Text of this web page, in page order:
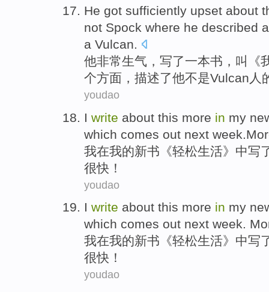
He got sufficiently upset about
not Spock where he described
a Vulcan.
他非常生气 ， 写了一本书 ，叫《
个方面 ， 描述了他不是Vulcan 人
youdao
I write about this more in my
which comes out next
我在我的新书 《轻松生活》中写
很快！
youdao
I write about this more in my
which comes out next week.
我在我的新书 《轻松生活》中写
很快！
youdao